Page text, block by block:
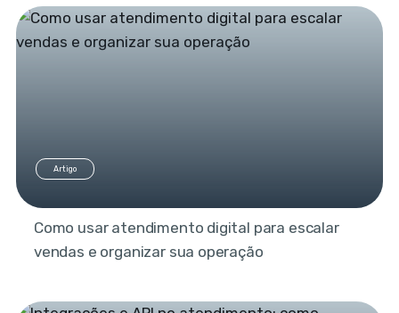
Artigo
Como usar atendimento digital para escalar
vendas e organizar sua operação